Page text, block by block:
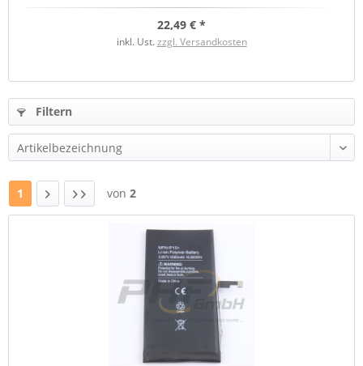
22,49 € *
inkl. Ust.zzgl. Versandkosten
Filtern
1 von 2